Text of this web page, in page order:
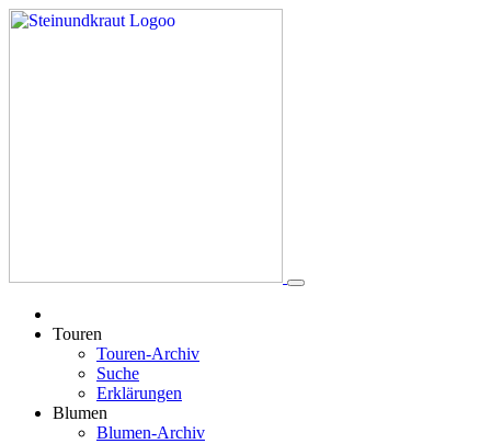
Touren
Touren-Archiv
Suche
Erklärungen
Blumen
Blumen-Archiv